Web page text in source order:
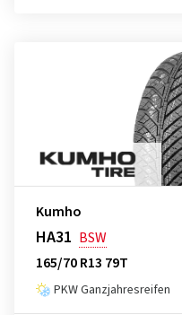
Kumho
HA31 BSW
165/70 R13 79T
PKW Ganzjahresreifen